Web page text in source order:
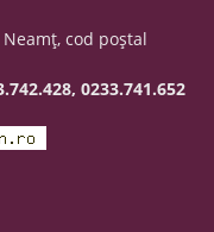
cod poştal
0233.741.652